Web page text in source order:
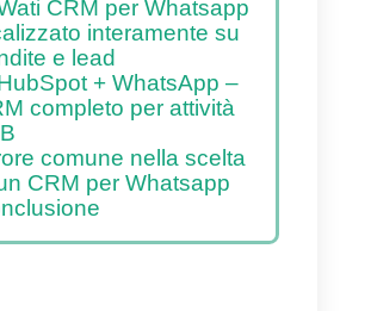
Cos'è un CRM per
WhatsApp e perché la tua
azienda ne ha bisogno?
1. Callbell, il miglior CRM
multicanale per WhatsApp
del 2026
2. Wati CRM per Whatsapp
focalizzato interamente su